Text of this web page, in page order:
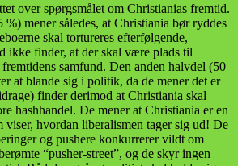
over spørgsmålet om Christianias fremtid.
%) mener således, at Christiania bør ryddes
skal tortureres efterfølgende,
ikke finder, at der skal være plads til
samfund. Den anden halvdel (50
at blande sig i politik, da de mener det er
finder derimod at Christiania skal
hashhandel. De mener at Christiania er en
viser, hvordan liberalismen tager sig ud! De
og pushere konkurrerer vildt om
“pusher-street”, og de skyr ingen